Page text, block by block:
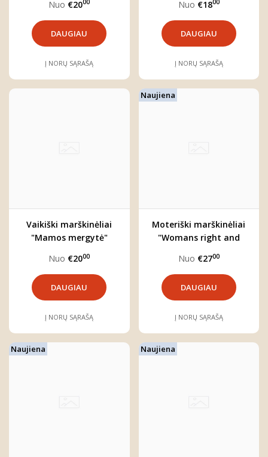
Nuo €2000
DAUGIAU
Į NORŲ SĄRAŠĄ
Nuo €1800
DAUGIAU
Į NORŲ SĄRAŠĄ
Vaikiški marškinėliai
"Mamos mergytė"
Nuo €2000
DAUGIAU
Į NORŲ SĄRAŠĄ
Naujiena
Moteriški marškinėliai
"Womans right and
Nuo €2700
DAUGIAU
Į NORŲ SĄRAŠĄ
Naujiena Naujiena